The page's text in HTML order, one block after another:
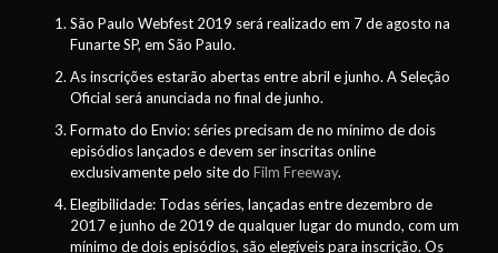
São Paulo Webfest 2019 será realizado em 7 de agosto na
Funarte SP, em São Paulo.
As inscrições estarão abertas entre abril e junho. A Seleção
Oficial será anunciada no final de junho.
Formato do Envio: séries precisam de no mínimo de dois
episódios lançados e devem ser inscritas online
exclusivamente pelo site do Film Freeway.
Elegibilidade: Todas séries, lançadas entre dezembro de
2017 e junho de 2019 de qualquer lugar do mundo, com um
mínimo de dois episódios, são elegíveis para inscrição. Os